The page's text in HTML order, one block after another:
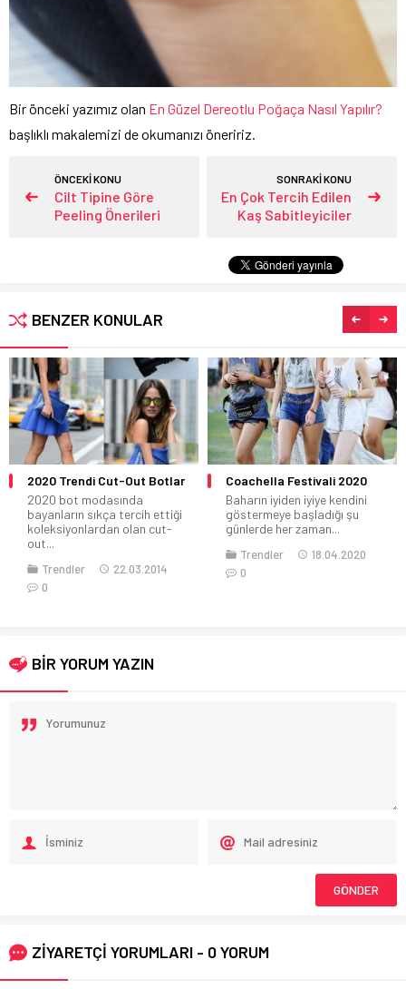
Bir önceki yazımız olan En Güzel Dereotlu Poğaça Nasıl Yapılır?
başlıklı makalemizi de okumanızı öneririz.
ÖNCEKİ KONU
Cilt Tipine Göre
Peeling Önerileri
SONRAKİ KONU
En Çok Tercih Edilen
Kaş Sabitleyiciler
BENZER KONULAR
2020 Trendi Cut-Out Botlar
2020 bot modasında
bayanların sıkça tercih ettiği
koleksiyonlardan olan cut-
out...
Trendler
22.03.2014
0
Coachella Festivali 2020
Baharın iyiden iyiye kendini
göstermeye başladığı şu
günlerde her zaman...
Trendler
18.04.2020
0
BİR YORUM YAZIN
ZİYARETÇİ YORUMLARI - 0 YORUM